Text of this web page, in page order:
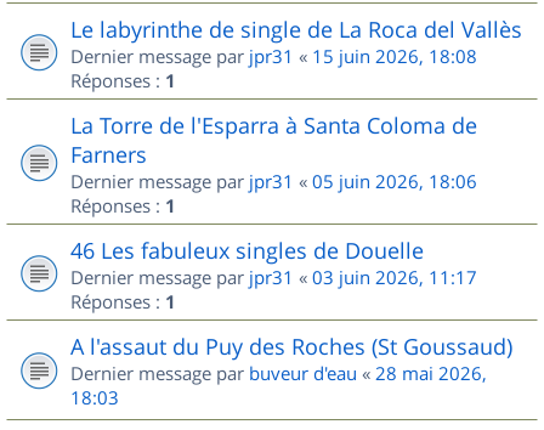
Le labyrinthe de single de La Roca del Vallès
Dernier message par jpr31 « 15 juin 2026, 18:08
Réponses : 1
La Torre de l'Esparra à Santa Coloma de
Farners
Dernier message par jpr31 « 05 juin 2026, 18:06
Réponses : 1
46 Les fabuleux singles de Douelle
Dernier message par jpr31 « 03 juin 2026, 11:17
Réponses : 1
A l'assaut du Puy des Roches (St Goussaud)
Dernier message par buveur d'eau « 28 mai 2026,
18:03